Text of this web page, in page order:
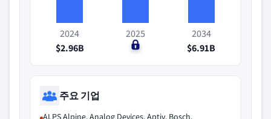
2024
$2.96B
2025
$0
2034
$6.91B
주요 기업
ALPS Alpine, Analog Devices, Aptiv, Bosch,